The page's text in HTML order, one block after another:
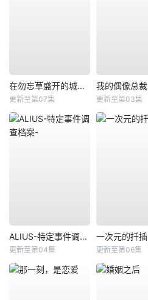
在勿忘草盛开的城镇～安昙野诊疗记～
更新至第07集
我的偶像总裁
更新至第03集
ALIUS-特定事件调查档案-
更新至第04集
一次元的扦插
更新至第06集